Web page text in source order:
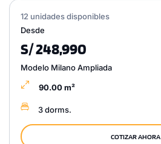
12 unidades disponibles
Desde
S/ 248,990
Modelo Milano Ampliada
90.00 m²
3 dorms.
COTIZAR AHORA